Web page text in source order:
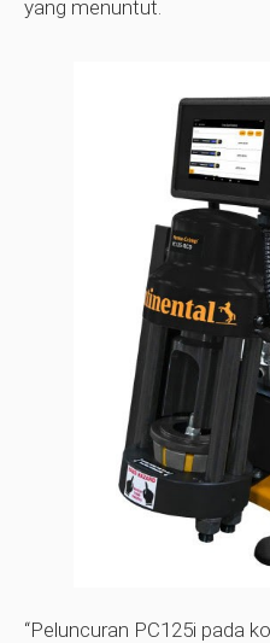
yang menuntut.
“Peluncuran PC125i pada